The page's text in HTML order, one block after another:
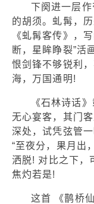
下阕进一层
的胡须。虬髯，
《虬髯客传》，
断，星眸睁裂”活
恨剑锋不够锐利
海，万国通明!
《石林诗话
无心宴客，其门
深处，试凭弦管一
“至夜分，果月出
洒脱! 对比之下，
焦灼若是!
这首 《鹊桥